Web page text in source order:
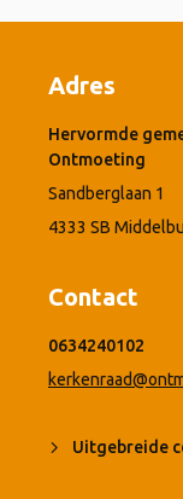
Adres
Hervormde
Ontmoeting
Sandberglaan 1
4333 SB
Contact
0634240102
Uitgebreide